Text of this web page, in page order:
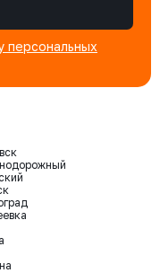
персональных